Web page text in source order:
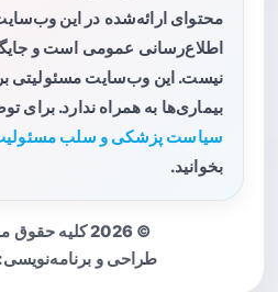
محتوای ارائه‌شده در این
اطلاع‌رسانی عمومی است و
نیست. این وب‌سایت مسئولیتی
بیماری‌ها به همراه ندارد. برای
سیاست پزشکی و سلب
بخوانید.
© 2026 کلیه حقوق محفوظ است.
طراحی و برنامه‌نویسی: